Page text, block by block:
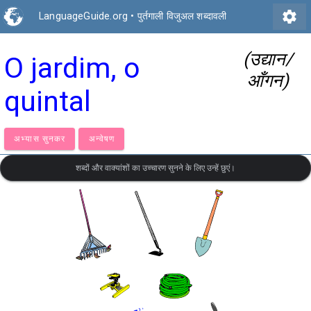
LanguageGuide.org • पुर्तगाली विजुअल शब्दावली settings
O jardim, o
quintal
(उद्यान/
आँगन)
अभ्यास सुनकर अन्वेषण
शब्दों और वाक्यांशों का उच्चारण सुनने के लिए उन्हें छुएं।